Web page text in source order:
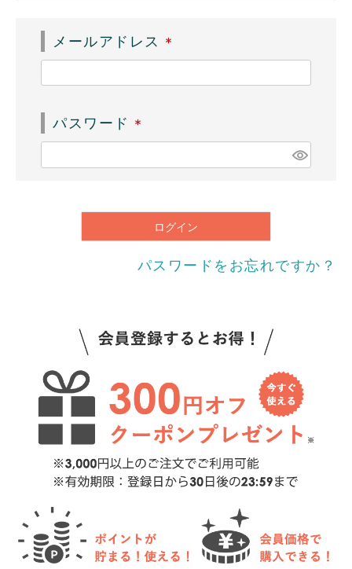
メールアドレス
(
必
パスワード
(
必
)
ログイン
パスワードをお忘れですか？